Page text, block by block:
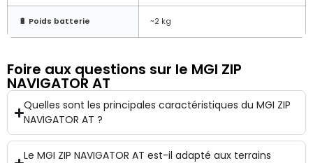
🔋 Poids batterie ~2 kg
Foire aux questions sur le MGI ZIP
NAVIGATOR AT
Quelles sont les principales caractéristiques du MGI ZIP
NAVIGATOR AT ?
Le MGI ZIP NAVIGATOR AT est-il adapté aux terrains